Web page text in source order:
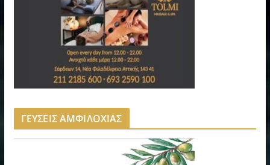
ΓΕΥΣΕΙΣ ΑΜΦΙΛΟΧΙΑΣ